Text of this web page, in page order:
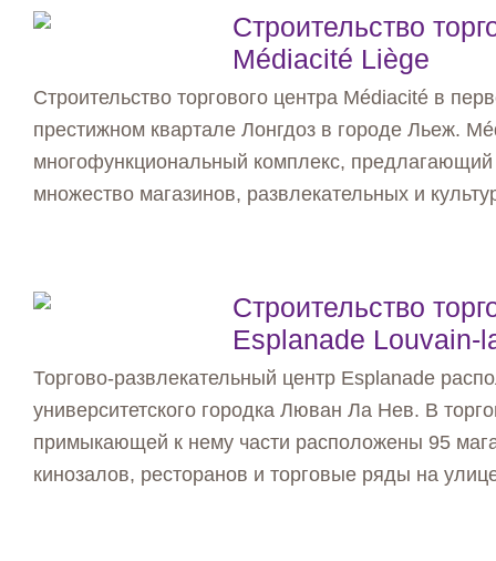
Строительство
Médiacité Liège
Строительство торгового центра Médiacité в
престижном квартале Лонгдоз в городе Льеж.
многофункциональный комплекс,
множество магазинов, развлекательных и
Строительство
Esplanade Louvain-
Торгово-развлекательный центр Esplanade
университетского городка Люван Ла Нев. В
примыкающей к нему части расположены 95
кинозалов, ресторанов и торговые ряды на